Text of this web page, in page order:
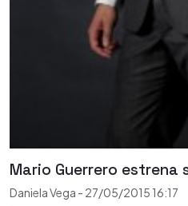
Mario Guerrero estrena
Daniela Vega - 27/05/2015 16:17